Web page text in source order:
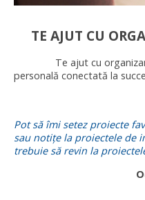
TE AJUT CU
Te ajut cu
personală conectată la
Pot să îmi setez proiecte
sau notițe la proiectele de
trebuie să revin la